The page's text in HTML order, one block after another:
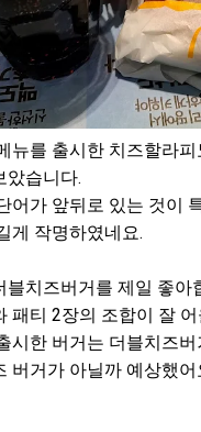
뉴를 출시한 치즈할라
았습니다.
어가 앞뒤로 있는 것이
게 작명하였네요.
블치즈버거를 제일 좋아
패티 2장의 조합이 잘
시한 버거는 더블치즈
버거가 아닐까 예상했어